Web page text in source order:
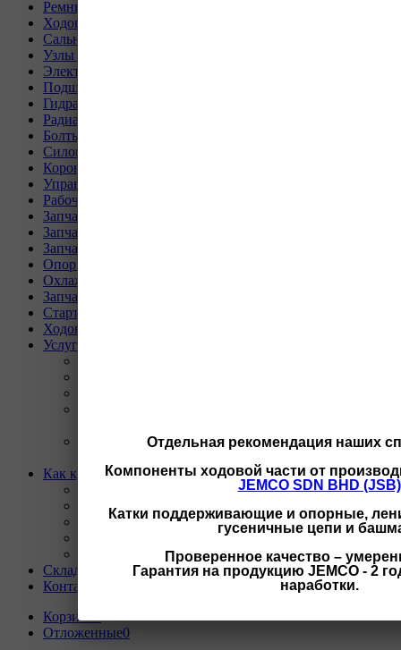
Отдельная рекомендация наших
Компоненты ходовой части от
JEMCO SDN BHD (JSB)
Катки поддерживающие и опорные,
гусеничные цепи и
Проверенное качество –
Гарантия на продукцию JEMCO - 2
наработки.
Ремни для спецтехники
Ходовая часть для спецтехники
Сальники, прокладки, кольца для спецтехники
Узлы и агрегаты для спецтехники
Электрическая система
Подшипники, пальцы, шайбы и втулки
Гидравлическая система
Радиаторы для спецтехники
Болты и гайки для спецтехники
Силовая передача
Коронки, ножи, бокорезы для спецтехники
Управление и кабина оператора
Рабочее оборудование
Запчасти для техники SEM
Запчасти для техники XCMG
Запчасти для техники SANY
Опорно-поворотные круги
Охлаждающая система
Запчасти для буровых станков KAISHAN
Стартеры и генераторы разное
Ходовая часть для Liebherr
Услуги
Ремонт и восстановление отверстий проушин
Как купить
Как купить
Условия оплаты
Гарантия на товар
Склады
Контакты
Корзина
Отложенные0